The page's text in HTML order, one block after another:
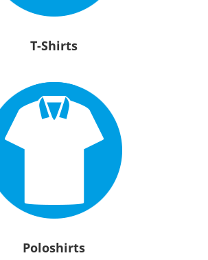
T-Shirts
Poloshirts